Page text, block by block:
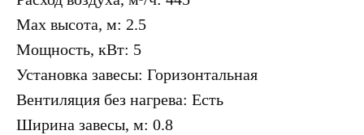
Max высота, м: 2.5
Мощность, кВт: 5
Установка завесы: Горизонтальная
Вентиляция без нагрева: Есть
Ширина завесы, м: 0.8